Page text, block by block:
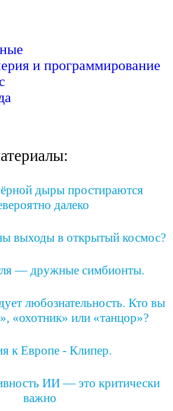
и программирование
дыры простираются
далеко
выходы в открытый космос?
— дружные симбионты.
любознательность. Кто вы
«охотник» или «танцор»?
к Европе - Клипер.
ИИ — это критически
важно